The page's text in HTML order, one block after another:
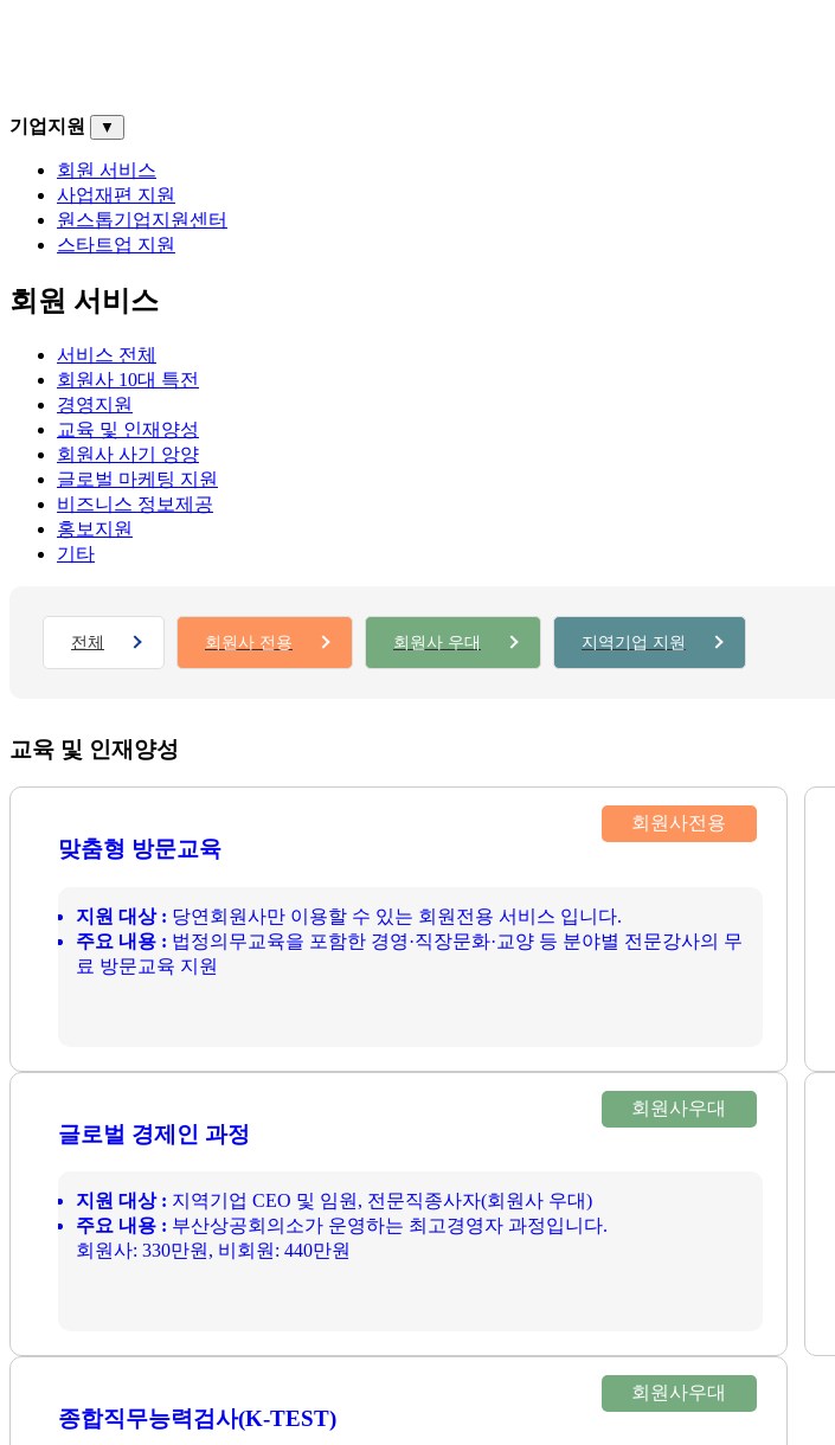
기업지원 ▼
회원 서비스
사업재편 지원
원스톱기업지원센터
스타트업 지원
회원 서비스
서비스 전체
회원사 10대 특전
경영지원
교육 및 인재양성
회원사 사기 앙양
글로벌 마케팅 지원
비즈니스 정보제공
홍보지원
기타
전체 회원사 전용 회원사 우대 지역기업 지원
교육 및 인재양성
회원사전용
맞춤형 방문교육
지원 대상 : 당연회원사만 이용할 수 있는 회원전용 서비스 입니다.
주요 내용 : 법정의무교육을 포함한 경영·직장문화·교양 등 분야별 전문강사의 무
료 방문교육 지원
회원사우대
글로벌 경제인 과정
지원 대상 : 지역기업 CEO 및 임원, 전문직종사자(회원사 우대)
주요 내용 : 부산상공회의소가 운영하는 최고경영자 과정입니다.
회원사: 330만원, 비회원: 440만원
회원사우대
종합직무능력검사(K-TEST)